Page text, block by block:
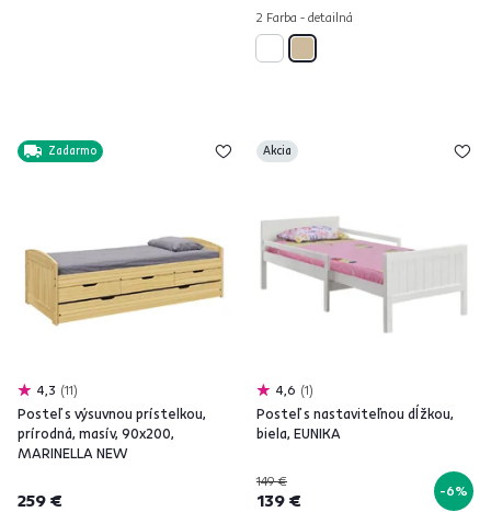
2 Farba - detailná
Zadarmo
4,3 11
Posteľ s výsuvnou prístelkou,
prírodná, masív, 90x200,
MARINELLA NEW
259 €
Akcia
4,6 1
Posteľ s nastaviteľnou dĺžkou,
biela, EUNIKA
149 €
139 € -6%